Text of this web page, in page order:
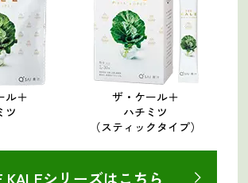
ル＋
ツ
ザ・ケール＋
ハチミツ
（スティックタイプ）
KALEシリーズはこちら